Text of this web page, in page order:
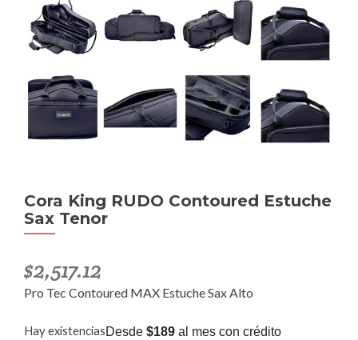
Cora King RUDO Contoured Estuche
Sax Tenor
$2,517.12
Pro Tec Contoured MAX Estuche Sax Alto
Hay existenciasDesde $189 al mes con crédito